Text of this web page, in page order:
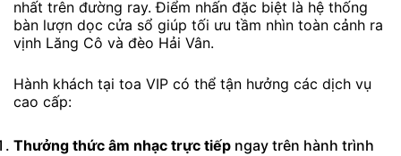
nhất trên đường ray. Điểm nhấn đặc biệt là hệ thống
bàn lượn dọc cửa sổ giúp tối ưu tầm nhìn toàn cảnh ra
vịnh Lăng Cô và đèo Hải Vân.
Hành khách tại toa VIP có thể tận hưởng các dịch vụ
cao cấp:
Thưởng thức âm nhạc trực tiếp ngay trên hành trình